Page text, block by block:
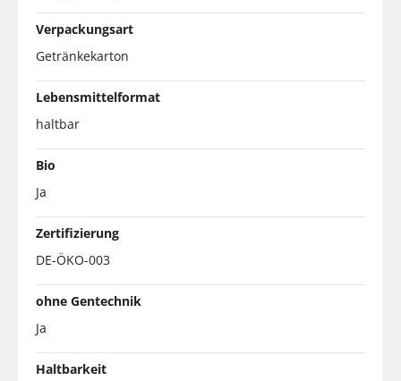
Verpackungsart
Getränkekarton
Lebensmittelformat
haltbar
Bio
Ja
Zertifizierung
DE-ÖKO-003
ohne Gentechnik
Ja
Haltbarkeit